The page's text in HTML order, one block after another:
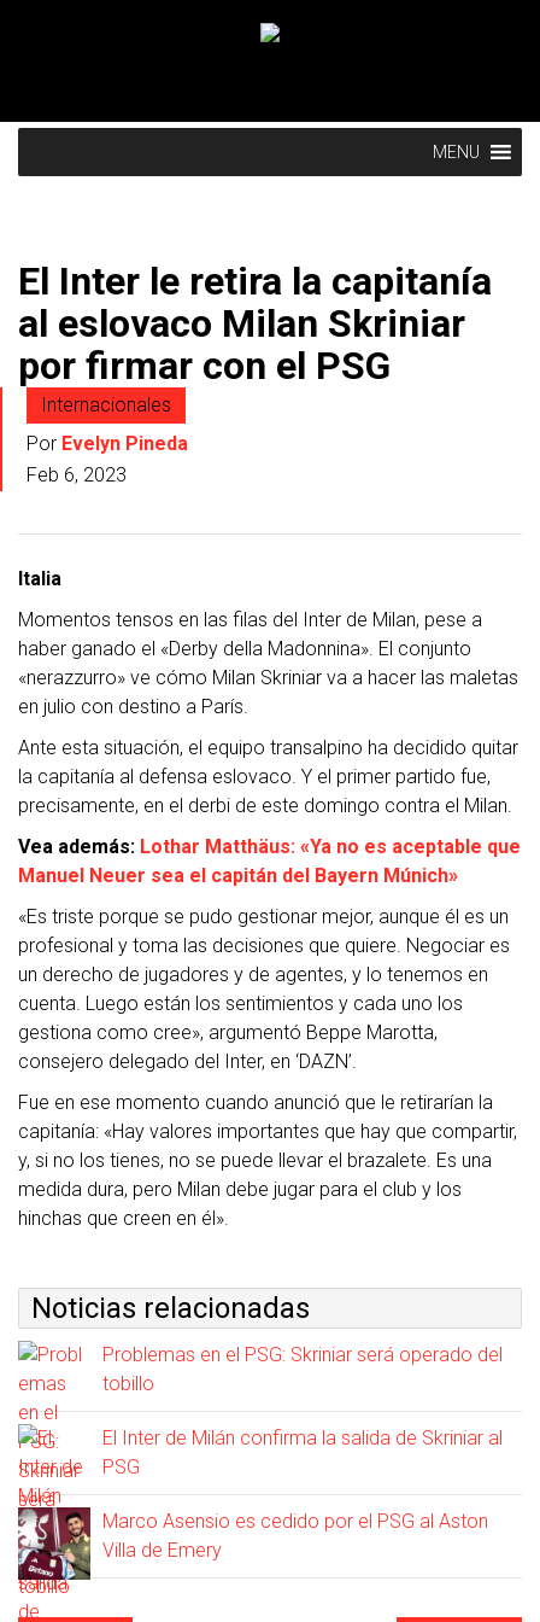
MENU
El Inter le retira la capitanía
al eslovaco Milan Skriniar
por firmar con el PSG
Internacionales
Por Evelyn Pineda
Feb 6, 2023
Italia
Momentos tensos en las filas del Inter de Milan, pese a
haber ganado el «Derby della Madonnina». El conjunto
«nerazzurro» ve cómo Milan Skriniar va a hacer las maletas
en julio con destino a París.
Ante esta situación, el equipo transalpino ha decidido quitar
la capitanía al defensa eslovaco. Y el primer partido fue,
precisamente, en el derbi de este domingo contra el Milan.
Vea además: Lothar Matthäus: «Ya no es aceptable que
Manuel Neuer sea el capitán del Bayern Múnich»
«Es triste porque se pudo gestionar mejor, aunque él es un
profesional y toma las decisiones que quiere. Negociar es
un derecho de jugadores y de agentes, y lo tenemos en
cuenta. Luego están los sentimientos y cada uno los
gestiona como cree», argumentó Beppe Marotta,
consejero delegado del Inter, en ‘DAZN’.
Fue en ese momento cuando anunció que le retirarían la
capitanía: «Hay valores importantes que hay que compartir,
y, si no los tienes, no se puede llevar el brazalete. Es una
medida dura, pero Milan debe jugar para el club y los
hinchas que creen en él».
Noticias relacionadas
Problemas en el PSG: Skriniar será operado del
tobillo
El Inter de Milán confirma la salida de Skriniar al
PSG
Marco Asensio es cedido por el PSG al Aston
Villa de Emery